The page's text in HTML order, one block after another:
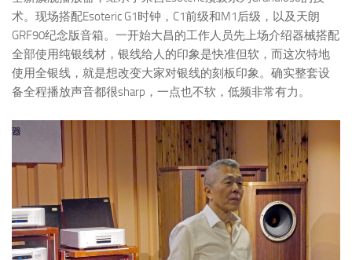
术。现场搭配Esoteric G1时钟，C1前级和M1后级，以及天朗
GRF90纪念版音箱。一开始大昌的工作人员先上场介绍器械搭配
全部使用纯银线材，银线给人的印象是快准但软，而这次特地
使用全银线，就是想改变大家对银线的刻板印象。确实整套设
备全程播放声音都很sharp，一点也不软，低频非常有力。